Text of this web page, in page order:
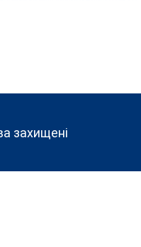
захищені